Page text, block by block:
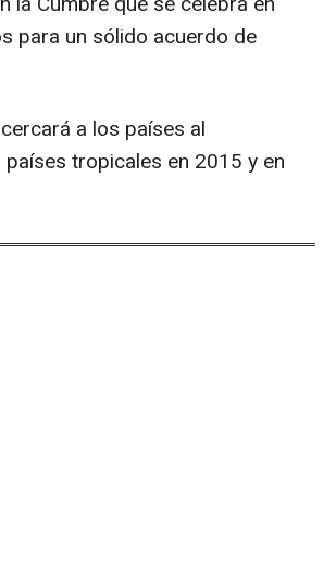
para un sólido acuerdo de
a los países al
tropicales en 2015 y en